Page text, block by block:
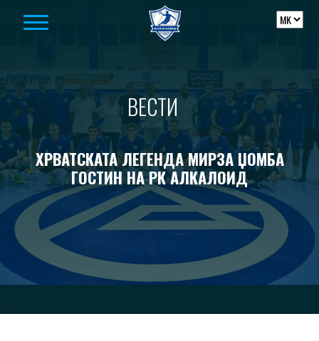
ВЕСТИ
ХРВАТСКАТА ЛЕГЕНДА МИРЗА ЏОМБА
ГОСТИН НА РК АЛКАЛОИД
-->